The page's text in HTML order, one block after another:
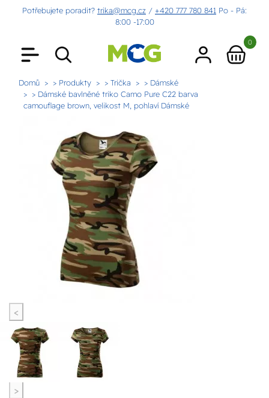
Potřebujete poradit? trika@mcg.cz / +420 777 780 841 Po - Pá:
8:00 -17:00
0
Domů > Produkty > Trička
> Dámské
> Dámské bavlněné triko Camo Pure C22 barva
camouflage brown, velikost M, pohlaví Dámské
<
>